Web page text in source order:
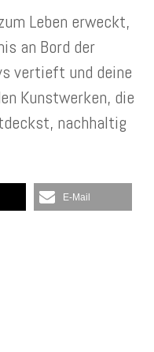
Leben erweckt,
an Bord der
vertieft und deine
Kunstwerken, die
nachhaltig
E-Mail